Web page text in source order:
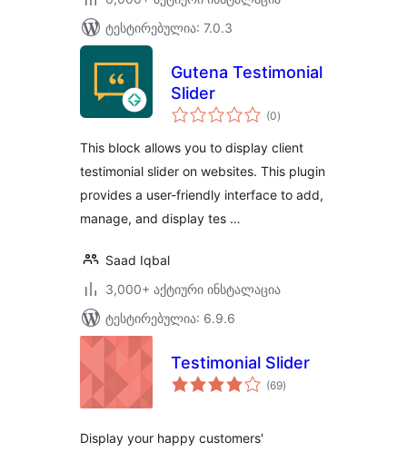
ტესტირებულია: 7.0.3
Gutena Testimonial
Slider
(0საერთო
რეიტინგი
)
This block allows you to display client
testimonial slider on websites. This plugin
provides a user-friendly interface to add,
manage, and display tes …
Saad Iqbal
3,000+ აქტიური ინსტალაცია
ტესტირებულია: 6.9.6
Testimonial Slider
(69საერთო
რეიტინგი
)
Display your happy customers'